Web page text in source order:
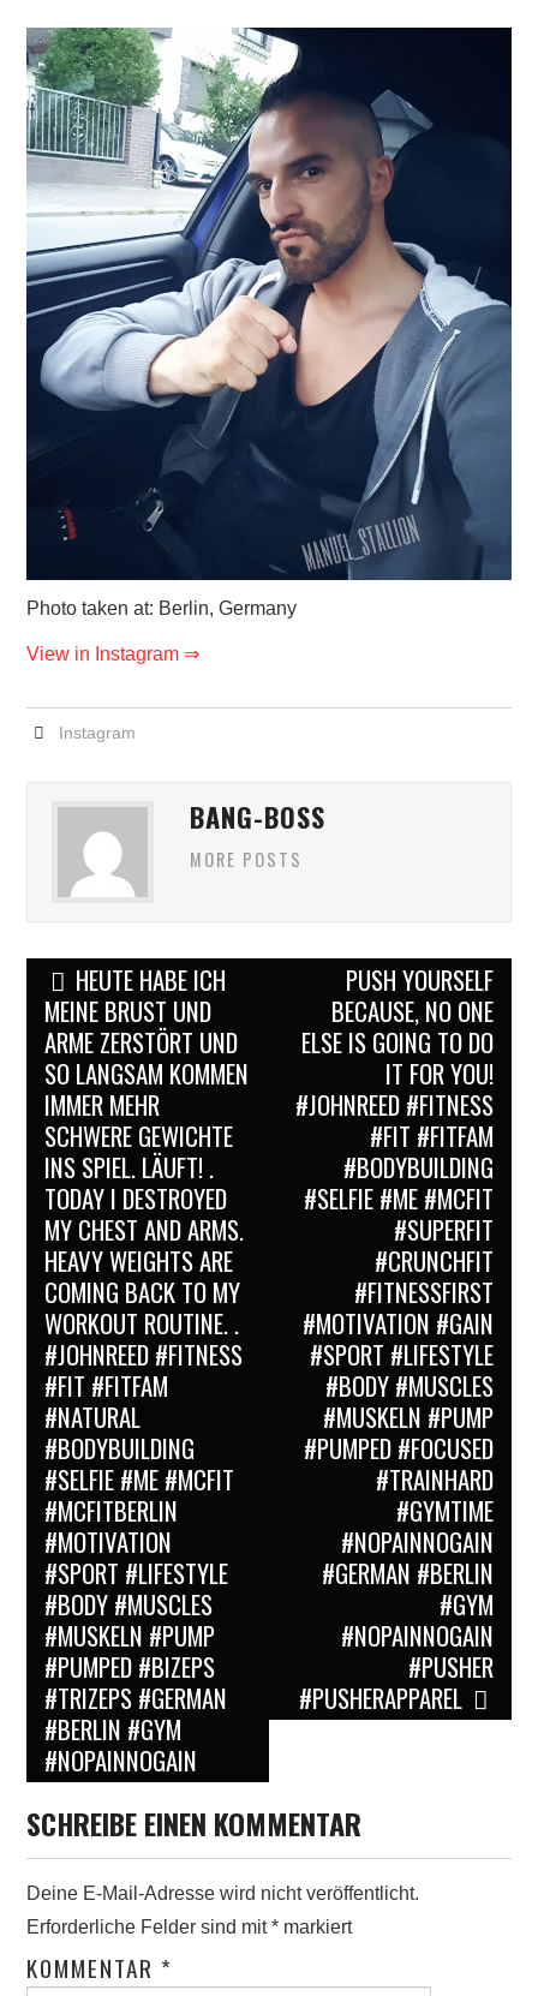
Photo taken at: Berlin, Germany
View in Instagram ⇒
Instagram
BANG-BOSS
MORE POSTS
Post
navigation
HEUTE HABE ICH
MEINE BRUST UND
ARME ZERSTÖRT UND
SO LANGSAM KOMMEN
IMMER MEHR
SCHWERE GEWICHTE
INS SPIEL. LÄUFT! .
TODAY I DESTROYED
MY CHEST AND ARMS.
HEAVY WEIGHTS ARE
COMING BACK TO MY
WORKOUT ROUTINE. .
#JOHNREED #FITNESS
#FIT #FITFAM
#NATURAL
#BODYBUILDING
#SELFIE #ME #MCFIT
#MCFITBERLIN
#MOTIVATION
#SPORT #LIFESTYLE
#BODY #MUSCLES
#MUSKELN #PUMP
#PUMPED #BIZEPS
#TRIZEPS #GERMAN
#BERLIN #GYM
#NOPAINNOGAIN
PUSH YOURSELF
BECAUSE, NO ONE
ELSE IS GOING TO DO
IT FOR YOU!
#JOHNREED #FITNESS
#FIT #FITFAM
#BODYBUILDING
#SELFIE #ME #MCFIT
#SUPERFIT
#CRUNCHFIT
#FITNESSFIRST
#MOTIVATION #GAIN
#SPORT #LIFESTYLE
#BODY #MUSCLES
#MUSKELN #PUMP
#PUMPED #FOCUSED
#TRAINHARD
#GYMTIME
#NOPAINNOGAIN
#GERMAN #BERLIN
#GYM
#NOPAINNOGAIN
#PUSHER
#PUSHERAPPAREL
SCHREIBE EINEN KOMMENTAR
Deine E-Mail-Adresse wird nicht veröffentlicht.
Erforderliche Felder sind mit* markiert
KOMMENTAR *